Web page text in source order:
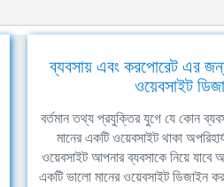
ব্যবসায় এবং করপোরেট এর
ওয়েবসাইট
বর্তমান তথ্য প্রযুক্তির যুগে যে কোন
মানের একটি ওয়েবসাইট থাকা
ওয়েবসাইট আপনার ব্যবসাকে নিয়ে
একটি ভালো মানের ওয়েবসাইট